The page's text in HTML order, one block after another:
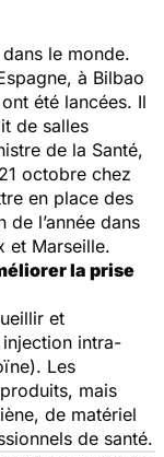
le monde.
à Bilbao
été lancées. Il
de salles
de la Santé,
octobre chez
en place des
l’année dans
et Marseille.
la prise
et
intra-
Les
mais
de matériel
de santé.